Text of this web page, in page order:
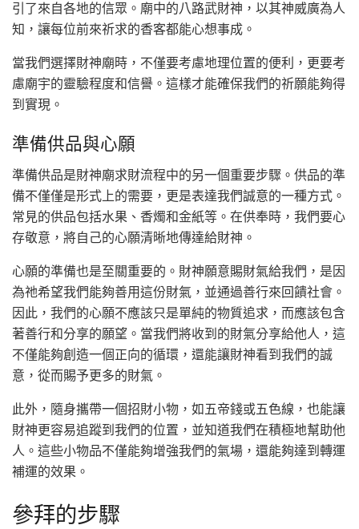
引了來自各地的信眾。廟中的八路武財神，以其神威廣為人
知，讓每位前來祈求的香客都能心想事成。
當我們選擇財神廟時，不僅要考慮地理位置的便利，更要考
慮廟宇的靈驗程度和信譽。這樣才能確保我們的祈願能夠得
到實現。
準備供品與心願
準備供品是財神廟求財流程中的另一個重要步驟。供品的準
備不僅僅是形式上的需要，更是表達我們誠意的一種方式。
常見的供品包括水果、香燭和金紙等。在供奉時，我們要心
存敬意，將自己的心願清晰地傳達給財神。
心願的準備也是至關重要的。財神願意賜財氣給我們，是因
為祂希望我們能夠善用這份財氣，並通過善行來回饋社會。
因此，我們的心願不應該只是單純的物質追求，而應該包含
著善行和分享的願望。當我們將收到的財氣分享給他人，這
不僅能夠創造一個正向的循環，還能讓財神看到我們的誠
意，從而賜予更多的財氣。
此外，隨身攜帶一個招財小物，如五帝錢或五色線，也能讓
財神更容易追蹤到我們的位置，並知道我們在積極地幫助他
人。這些小物品不僅能夠增強我們的氣場，還能夠達到轉運
補運的效果。
參拜的步驟